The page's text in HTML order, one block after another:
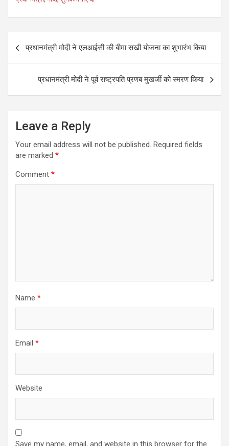
b
o
k
er
navigation
प्रधानमंत्री मोदी ने एलआईसी की बीमा सखी योजना का शुभारंभ किया
प्रधानमंत्री मोदी ने पूर्व राष्ट्रपति प्रणब मुखर्जी को स्‍मरण किया
Leave a Reply
Your email address will not be published. Required fields
are marked *
Comment *
Name *
Email *
Website
Save my name, email, and website in this browser for the